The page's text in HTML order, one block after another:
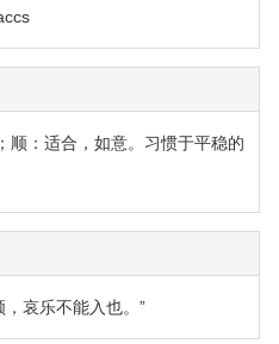
顺：适合，如意。习惯于平稳的
，哀乐不能入也。”